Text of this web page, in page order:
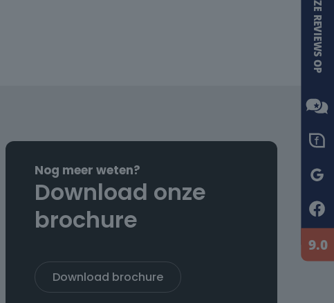
Nog meer weten?
Download onze
brochure
Download brochure